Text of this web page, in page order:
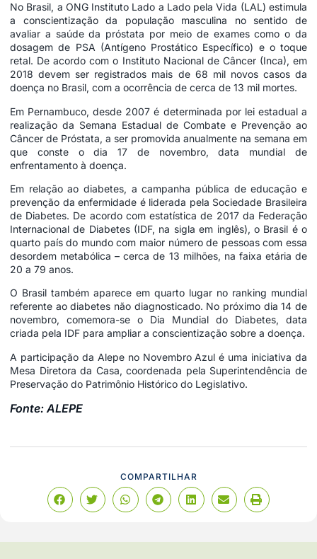
No Brasil, a ONG Instituto Lado a Lado pela Vida (LAL) estimula
a conscientização da população masculina no sentido de
avaliar a saúde da próstata por meio de exames como o da
dosagem de PSA (Antígeno Prostático Específico) e o toque
retal. De acordo com o Instituto Nacional de Câncer (Inca), em
2018 devem ser registrados mais de 68 mil novos casos da
doença no Brasil, com a ocorrência de cerca de 13 mil mortes.
Em Pernambuco, desde 2007 é determinada por lei estadual a
realização da Semana Estadual de Combate e Prevenção ao
Câncer de Próstata, a ser promovida anualmente na semana em
que conste o dia 17 de novembro, data mundial de
enfrentamento à doença.
Em relação ao diabetes, a campanha pública de educação e
prevenção da enfermidade é liderada pela Sociedade Brasileira
de Diabetes. De acordo com estatística de 2017 da Federação
Internacional de Diabetes (IDF, na sigla em inglês), o Brasil é o
quarto país do mundo com maior número de pessoas com essa
desordem metabólica – cerca de 13 milhões, na faixa etária de
20 a 79 anos.
O Brasil também aparece em quarto lugar no ranking mundial
referente ao diabetes não diagnosticado. No próximo dia 14 de
novembro, comemora-se o Dia Mundial do Diabetes, data
criada pela IDF para ampliar a conscientização sobre a doença.
A participação da Alepe no Novembro Azul é uma iniciativa da
Mesa Diretora da Casa, coordenada pela Superintendência de
Preservação do Patrimônio Histórico do Legislativo.
Fonte: ALEPE
COMPARTILHAR